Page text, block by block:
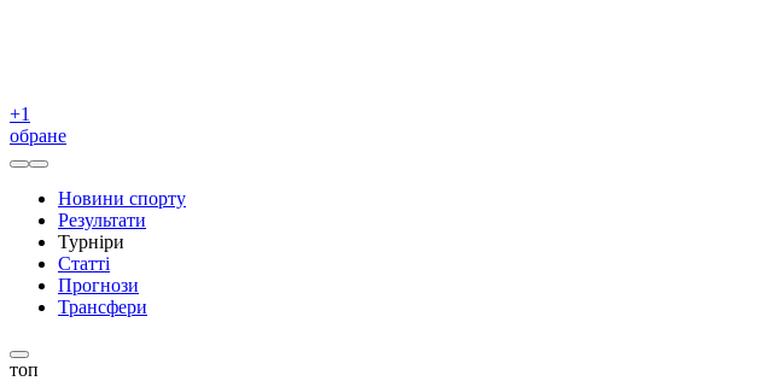
+1
обране
Новини спорту
Результати
Турніри
Статті
Прогнози
Трансфери
топ